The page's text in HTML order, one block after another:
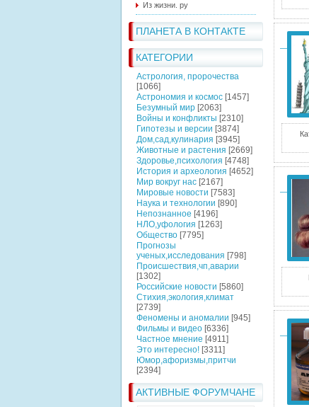
Из жизни. ру
ПЛАНЕТА В КОНТАКТЕ
КАТЕГОРИИ
Астрология, пророчества
[1066]
Астрономия и космос [1457]
Безумный мир [2063]
Войны и конфликты [2310]
Гипотезы и версии [3874]
Дом,сад,кулинария [3945]
Животные и растения [2669]
Здоровье,психология [4748]
История и археология [4652]
Мир вокруг нас [2167]
Мировые новости [7583]
Наука и технологии [890]
Непознанное [4196]
НЛО,уфология [1263]
Общество [7795]
Прогнозы
ученых,исследования [798]
Происшествия,чп,аварии
[1302]
Российские новости [5860]
Стихия,экология,климат
[2739]
Феномены и аномалии [945]
Фильмы и видео [6336]
Частное мнение [4911]
Это интересно! [3311]
Юмор,афоризмы,притчи
[2394]
АКТИВНЫЕ ФОРУМЧАНЕ